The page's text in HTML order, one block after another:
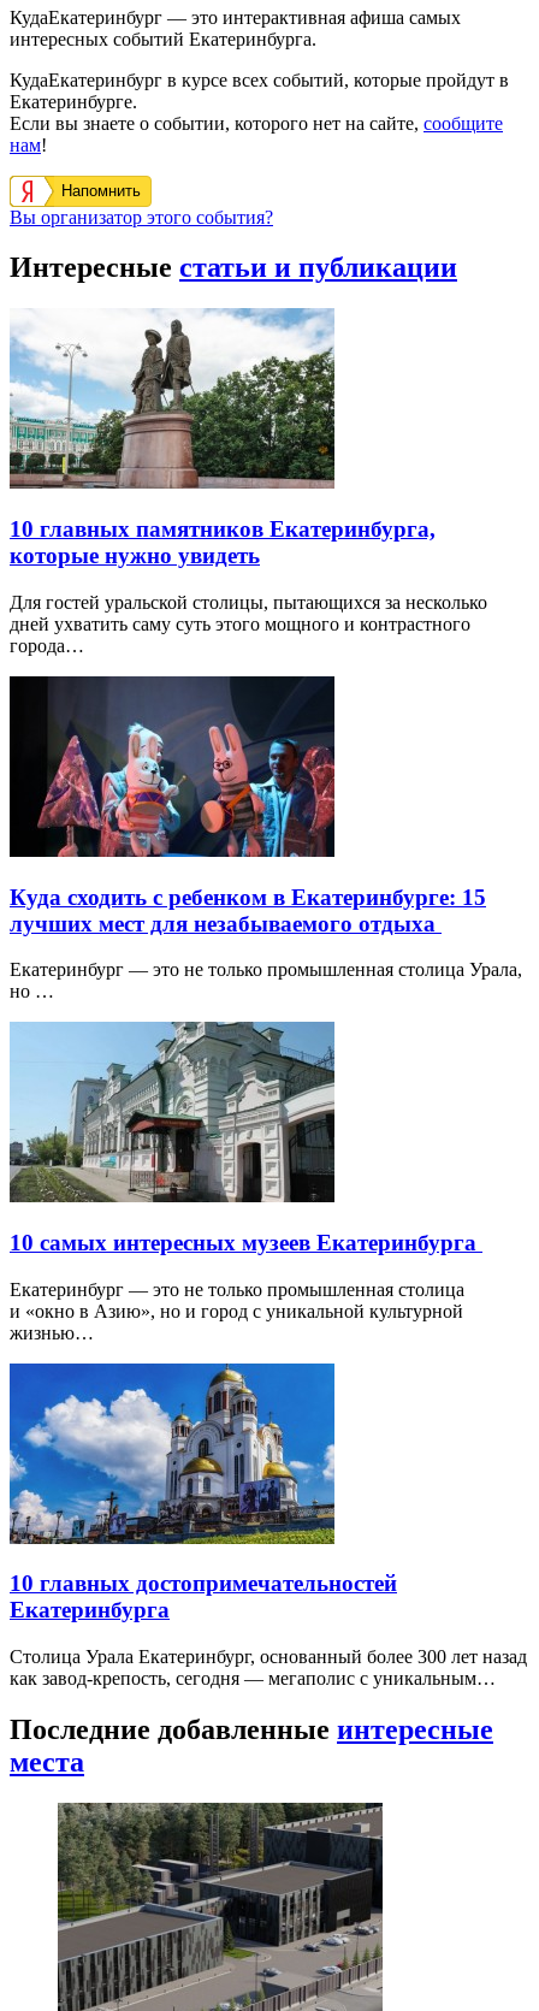
КудаЕкатеринбург — это интерактивная афиша самых
интересных событий Екатеринбурга.
КудаЕкатеринбург в курсе всех событий, которые пройдут в
Екатеринбурге.
Если вы знаете о событии, которого нет на сайте, сообщите
нам!
Напомнить
Вы организатор этого события?
Интересные статьи и публикации
10 главных памятников Екатеринбурга,
которые нужно увидеть
Для гостей уральской столицы, пытающихся за несколько
дней ухватить саму суть этого мощного и контрастного
города…
Куда сходить с ребенком в Екатеринбурге: 15
лучших мест для незабываемого отдыха
Екатеринбург — это не только промышленная столица Урала,
но …
10 самых интересных музеев Екатеринбурга
Екатеринбург — это не только промышленная столица
и «окно в Азию», но и город с уникальной культурной
жизнью…
10 главных достопримечательностей
Екатеринбурга
Столица Урала Екатеринбург, основанный более 300 лет назад
как завод-крепость, сегодня — мегаполис с уникальным…
Последние добавленные интересные
места